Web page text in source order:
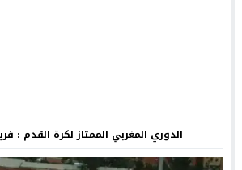
الدوري المغربي الممتاز لكرة القدم :